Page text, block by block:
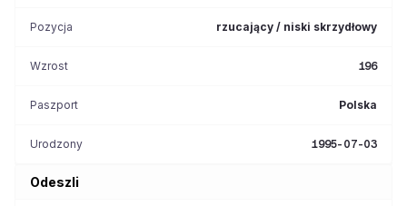
Pozycja rzucający / niski skrzydłowy
Wzrost 196
Paszport Polska
Urodzony 1995-07-03
Odeszli